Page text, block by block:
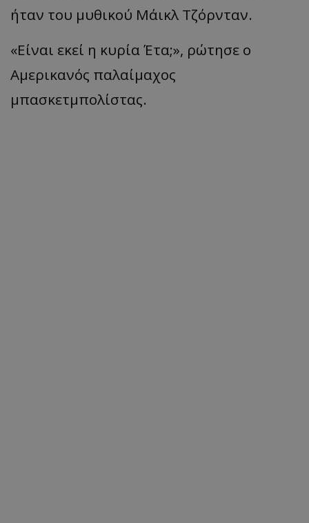
ήταν του μυθικού Μάικλ Τζόρνταν.
«Είναι εκεί η κυρία Έτα;», ρώτησε ο
Αμερικανός παλαίμαχος
μπασκετμπολίστας.